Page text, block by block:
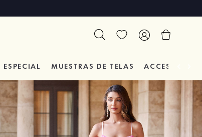
ESPECIAL MUESTRAS DE TELAS ACCESORIOS